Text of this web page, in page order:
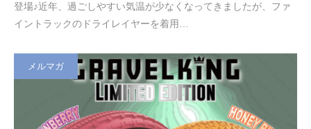
登場♪近年、過ごしやすい気温が少なくなってきましたが、ファ
イントラックのドライレイヤーを着用…
メルマガ